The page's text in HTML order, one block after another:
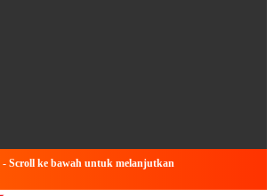
Scroll ke bawah untuk melanjutkan